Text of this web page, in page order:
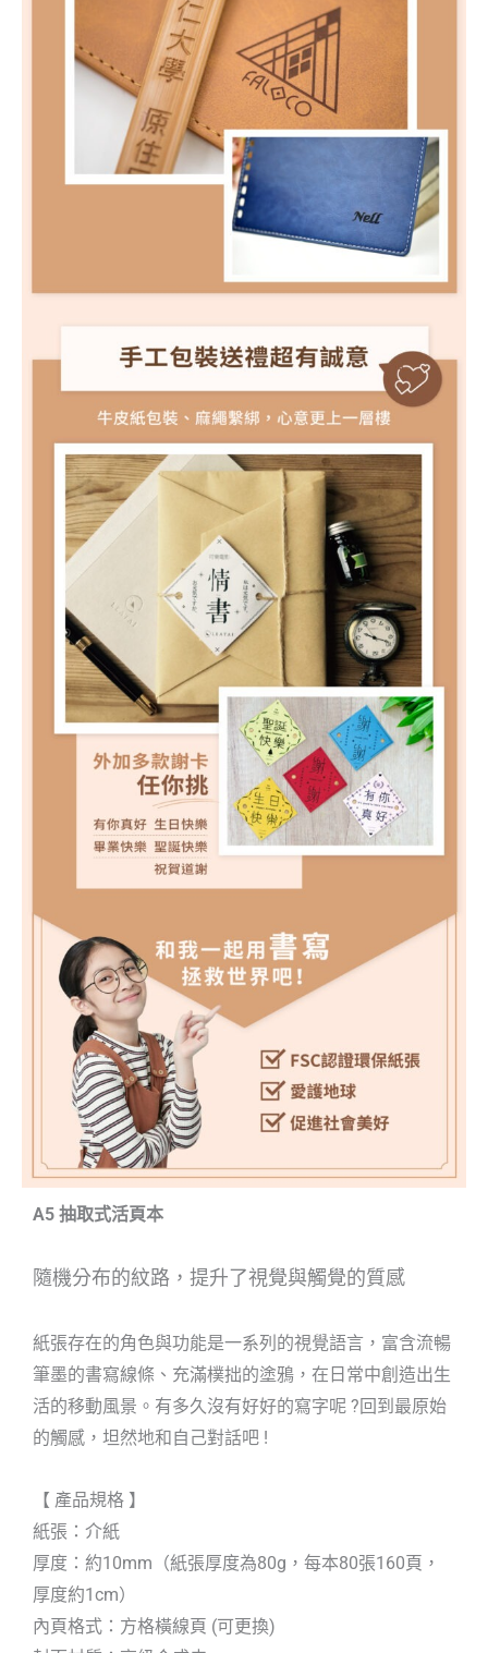
A5 抽取式活頁本
隨機分布的紋路，提升了視覺與觸覺的質感
紙張存在的角色與功能是一系列的視覺語言，富含流暢
筆墨的書寫線條、充滿樸拙的塗鴉，在日常中創造出生
活的移動風景。有多久沒有好好的寫字呢 ?回到最原始
的觸感，坦然地和自己對話吧 !
【 產品規格 】
紙張：介紙
厚度：約10mm（紙張厚度為80g，每本80張160頁，
厚度約1cm）
內頁格式：方格橫線頁 (可更換)